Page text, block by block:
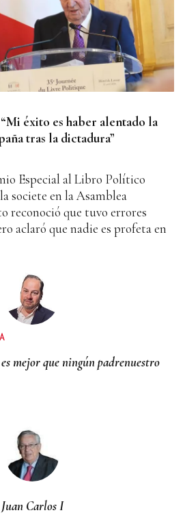
éxito es haber alentado la
tras la dictadura”
Especial al Libro Político
societe en la Asamblea
reconoció que tuvo errores
aclaró que nadie es profeta en
mejor que ningún padrenuestro
Carlos I